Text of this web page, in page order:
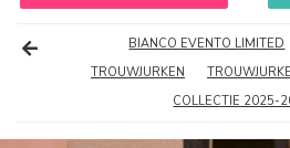
BIANCO EVENTO LIMITED
TROUWJURKEN
COLLECTIE 2025-